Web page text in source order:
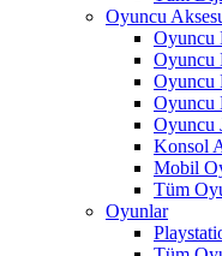
Oyuncu
Oyuncu
Oyuncu
Oyuncu
Oyuncu
Oyuncu
Konsol
Mobil
Tüm
Oyunlar